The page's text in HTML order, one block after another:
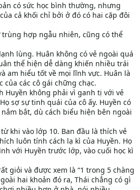
có sức học bình thường, nhưng
cả khối chỉ bởi ở đó có hai cặp đôi
trùng hợp ngẫu nhiên, cũng có thể
lùng. Huân không có vẻ ngoài quá
thể hiện dễ dàng khiến nhiều trái
am hiểu tốt về mọi lĩnh vực. Huân là
các cô gái chững chạc.
Huyền không phải vì ganh tị với vẻ
sợ sự tinh quái của cô ấy. Huyền có
bắt, dù cách biểu hiện bên ngoài
khi vào lớp 10. Ban đầu là thích vẻ
luôn tính cách lạ kì của Huyền. Họ
với Huyền trước lớp, vào cuối học kì
giỏi và được xem là “1 trong 5 chàng
hai khoản đó ra, Thái chẳng có gì